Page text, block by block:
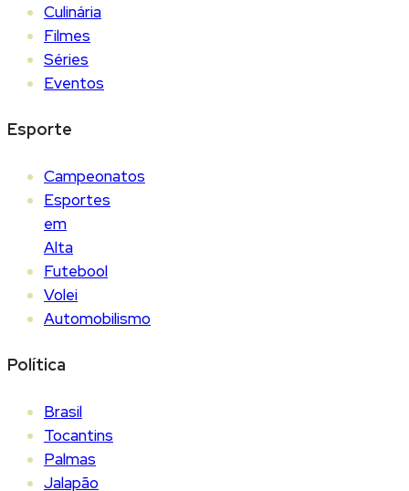
Culinária
Filmes
Séries
Eventos
Esporte
Campeonatos
Esportes
em
Alta
Futebool
Volei
Automobilismo
Política
Brasil
Tocantins
Palmas
Jalapão